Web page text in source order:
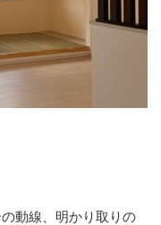
動線、明かり取りの